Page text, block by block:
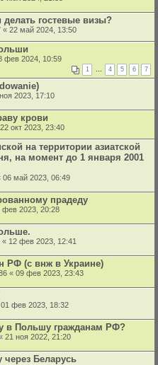
гостевые визы?
« 22 май 2024, 13:50
фев 2024, 10:59
1 … 4 5 6 7
2023, 17:10
крови
22 окт 2023, 23:40
на территории азиатской
на момент до 1 января 2001
06 май 2023, 06:49
прадеду
фев 2023, 20:28
« 12 фев 2023, 12:41
РФ (с внж в Украине)
« 09 фев 2023, 23:43
01 фев 2023, 18:32
в Польшу гражданам РФ?
21 ноя 2022, 21:20
Беларусь